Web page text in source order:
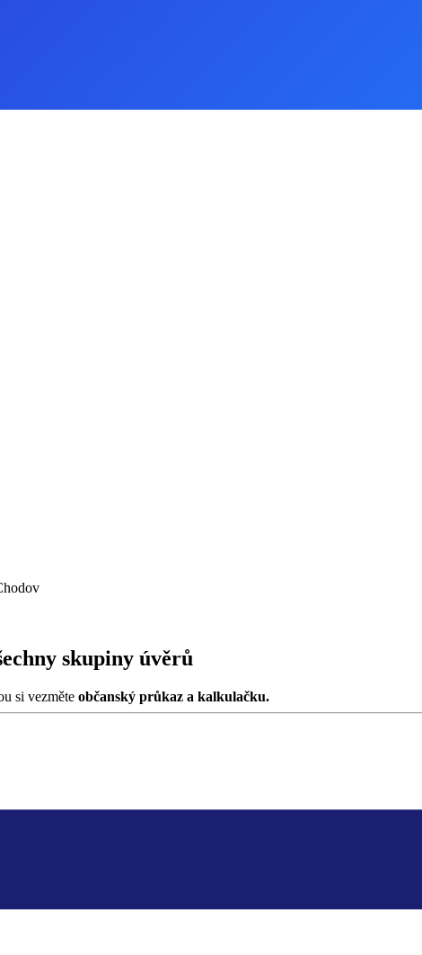
skupiny úvěrů
si vezměte občanský průkaz a kalkulačku.